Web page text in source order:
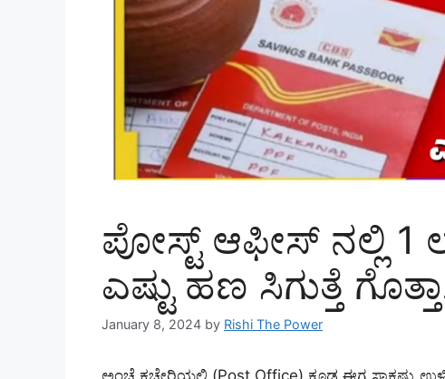
ಪೋಸ್ಟ್ ಆಫೀಸ್ ನಲ್ಲಿ 1
ಎಷ್ಟು ಹಣ ಸಿಗುತ್ತೆ
January 8, 2024 by Rishi The Power